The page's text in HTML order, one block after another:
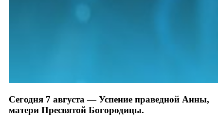
Сегодня 7 августа — Успение праведной Анны,
матери Пресвятой Богородицы.